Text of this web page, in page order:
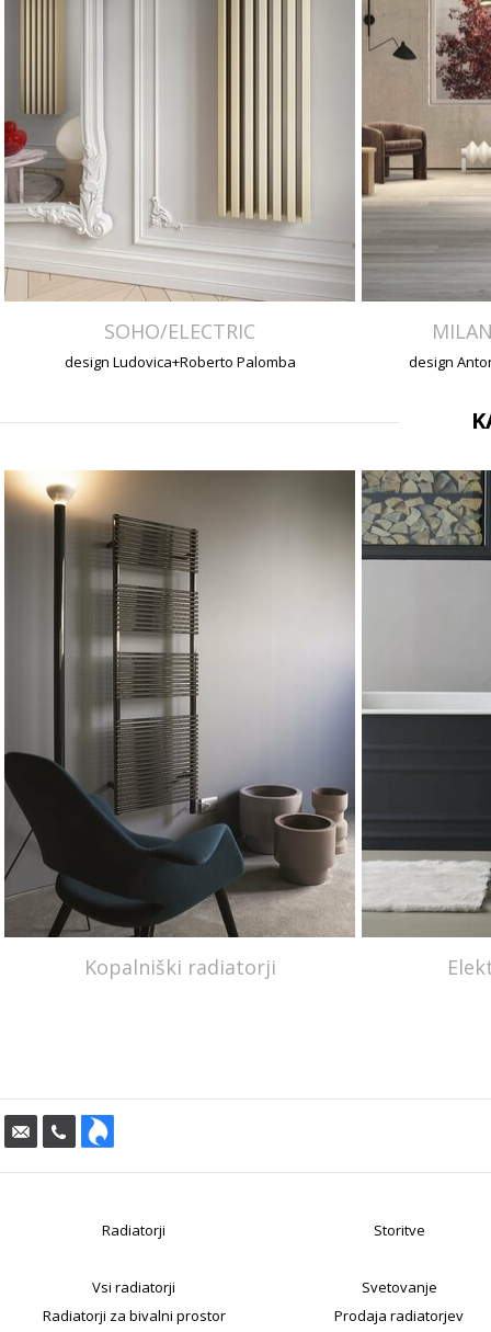
SOHO/ELECTRIC
design Ludovica+Roberto Palomba design
Kopalniški radiatorji
Radiatorji
Vsi radiatorji
Radiatorji za bivalni prostor
Storitve
Svetovanje
Prodaja radiatorjev